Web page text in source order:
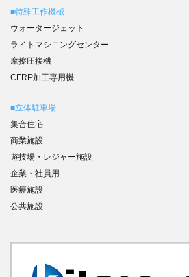
■特殊工作機械
ウォータージェット
ライトマシニングセンター
摩擦圧接機
CFRP加工専用機
■立体駐車場
集合住宅
商業施設
遊技場・レジャー施設
企業・社員用
医療施設
公共施設